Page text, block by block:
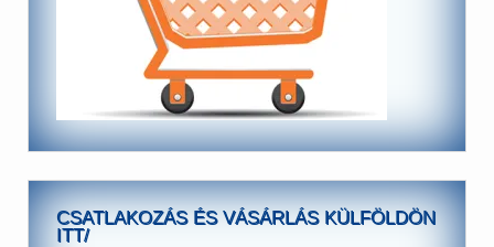
CSATLAKOZÁS ÉS VÁSÁRLÁS KÜLFÖLDÖN
ITT/